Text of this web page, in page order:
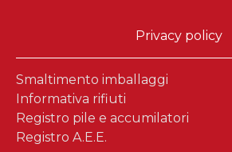
Privacy policy
Smaltimento imballaggi
Informativa rifiuti
Registro pile e accumilatori
Registro A.E.E.